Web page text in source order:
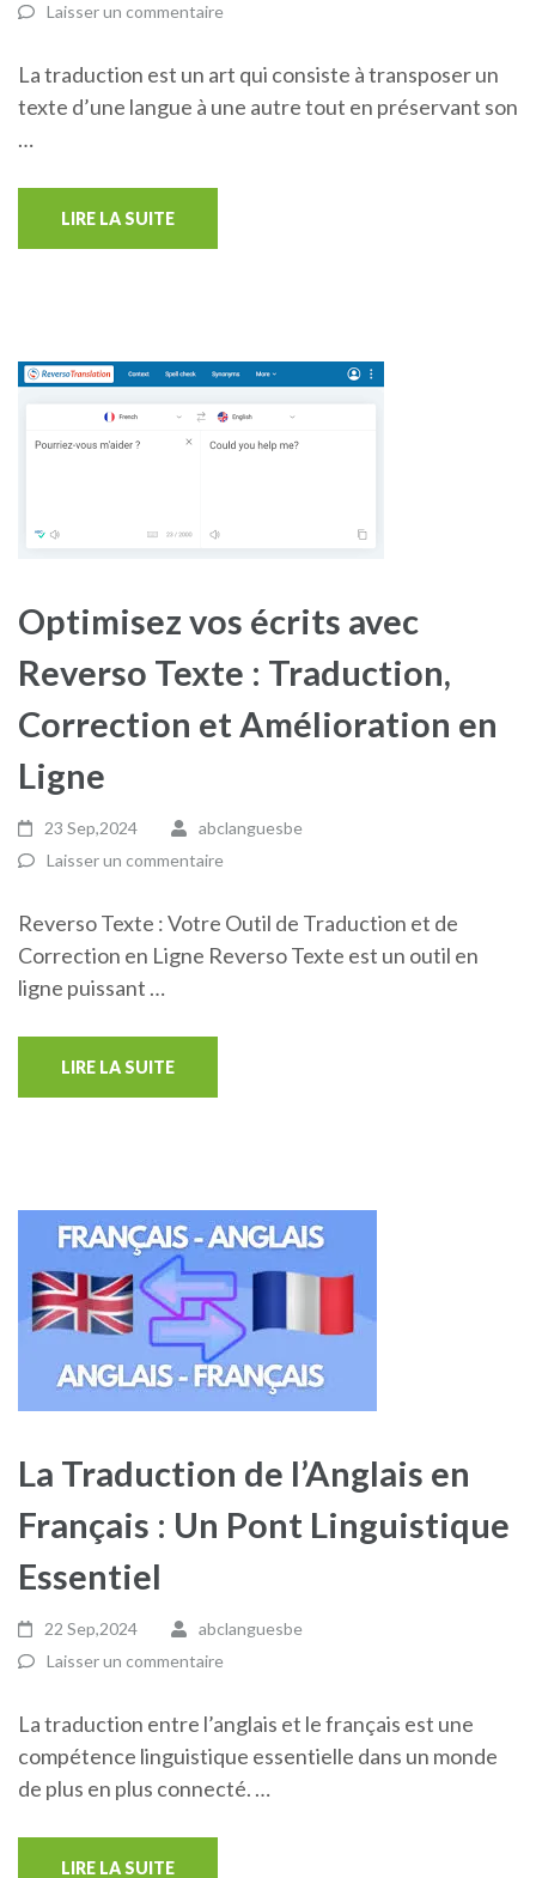
Laisser un commentaire
La traduction est un art qui consiste à transposer un
texte d’une langue à une autre tout en préservant son
…
LIRE LA SUITE
Optimisez vos écrits avec
Reverso Texte : Traduction,
Correction et Amélioration en
Ligne
23 Sep,2024
abclanguesbe
Laisser un commentaire
Reverso Texte : Votre Outil de Traduction et de
Correction en Ligne Reverso Texte est un outil en
ligne puissant …
LIRE LA SUITE
La Traduction de l’Anglais en
Français : Un Pont Linguistique
Essentiel
22 Sep,2024
abclanguesbe
Laisser un commentaire
La traduction entre l’anglais et le français est une
compétence linguistique essentielle dans un monde
de plus en plus connecté. …
LIRE LA SUITE